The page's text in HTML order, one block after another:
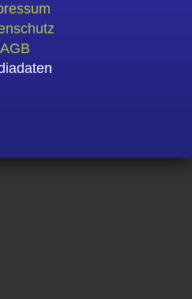
AGB